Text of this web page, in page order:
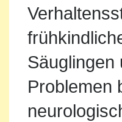
Säuglingen
Problemen